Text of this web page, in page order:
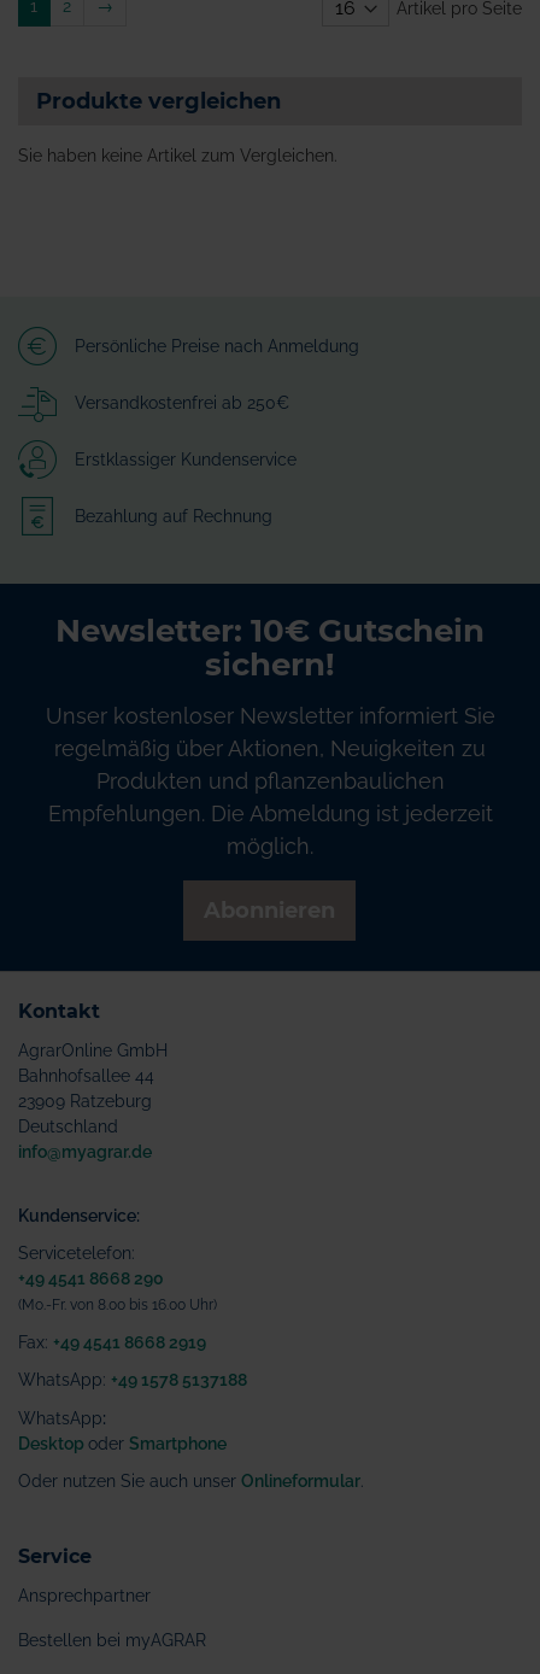
1 2 Weiter
→ Artikel pro Seite
Produkte vergleichen
Sie haben keine Artikel zum Vergleichen.
Persönliche Preise nach Anmeldung
Versandkostenfrei ab 250€
Erstklassiger Kundenservice
Bezahlung auf Rechnung
Newsletter: 10€ Gutschein
sichern!
Unser kostenloser Newsletter informiert Sie
regelmäßig über Aktionen, Neuigkeiten zu
Produkten und pflanzenbaulichen
Empfehlungen. Die Abmeldung ist jederzeit
möglich.
Kontakt
AgrarOnline GmbH
Bahnhofsallee 44
23909 Ratzeburg
Deutschland
info@myagrar.de
Kundenservice:
Servicetelefon:
+49 4541 8668 290
(Mo.-Fr. von 8.00 bis 16.00 Uhr)
Fax: +49 4541 8668 2919
WhatsApp: +49 1578 5137188
WhatsApp:
Desktop oder Smartphone
Oder nutzen Sie auch unser Onlineformular
Service
Ansprechpartner
Bestellen bei myAGRAR